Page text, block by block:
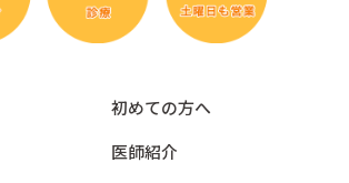
初めての方へ
医師紹介